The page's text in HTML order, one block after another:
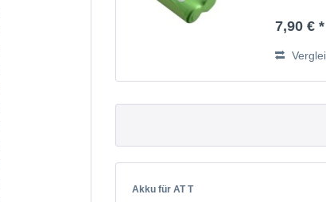
7,90 € *
Akku für AT T